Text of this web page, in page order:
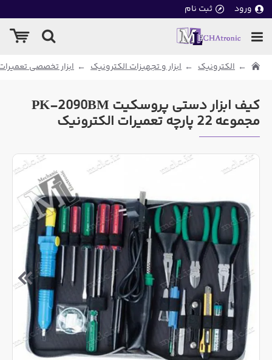
ورود ثبت نام
الکترونیک ابزار و تجهیزات الکترونیک ابزار تخصصی
کیف ابزار دستی پروسکیت PK-2090BM
مجموعه 22 پارچه تعمیرات الکترونیک